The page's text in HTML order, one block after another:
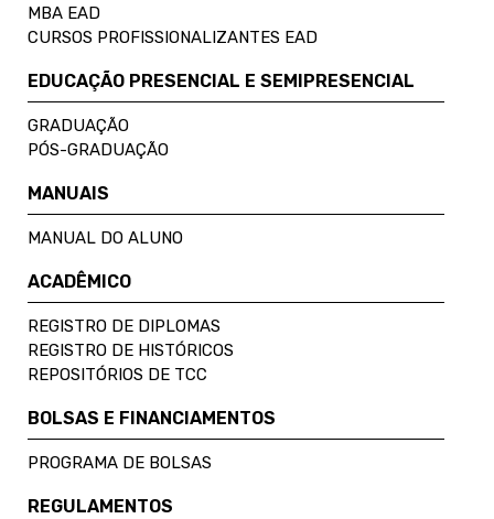
MBA EAD
CURSOS PROFISSIONALIZANTES EAD
EDUCAÇÃO PRESENCIAL E SEMIPRESENCIAL
GRADUAÇÃO
PÓS-GRADUAÇÃO
MANUAIS
MANUAL DO ALUNO
ACADÊMICO
REGISTRO DE DIPLOMAS
REGISTRO DE HISTÓRICOS
REPOSITÓRIOS DE TCC
BOLSAS E FINANCIAMENTOS
PROGRAMA DE BOLSAS
REGULAMENTOS